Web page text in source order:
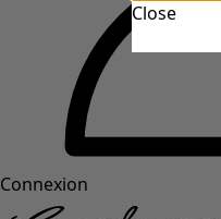
Connexion
Close